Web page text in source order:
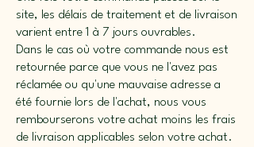
site, les délais de traitement et de livraison
varient entre 1 à 7 jours ouvrables.
Dans le cas où votre commande nous est
retournée parce que vous ne l'avez pas
réclamée ou qu'une mauvaise adresse a
été fournie lors de l'achat, nous vous
rembourserons votre achat moins les frais
de livraison applicables selon votre achat.